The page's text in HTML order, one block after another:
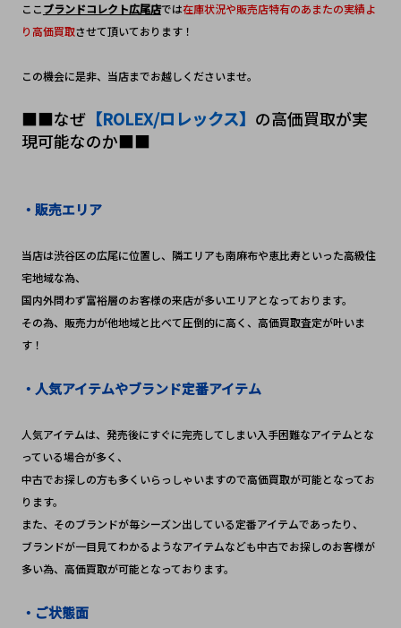
ここブランドコレクト広尾店では在庫状況や販売店特有のあまたの実績よ
り高価買取させて頂いております！
この機会に是非、当店までお越しくださいませ。
■■なぜ【ROLEX/ロレックス】 の高価買取が実
現可能なのか■■
・販売エリア
当店は渋谷区の広尾に位置し、隣エリアも南麻布や恵比寿といった高級住
宅地域な為、
国内外問わず富裕層のお客様の来店が多いエリアとなっております。
その為、販売力が他地域と比べて圧倒的に高く、高価買取査定が叶いま
す！
・人気アイテムやブランド定番アイテム
人気アイテムは、発売後にすぐに完売してしまい入手困難なアイテムとな
っている場合が多く、
中古でお探しの方も多くいらっしゃいますので高価買取が可能となってお
ります。
また、そのブランドが毎シーズン出している定番アイテムであったり、
ブランドが一目見てわかるようなアイテムなども中古でお探しのお客様が
多い為、高価買取が可能となっております。
・ご状態面